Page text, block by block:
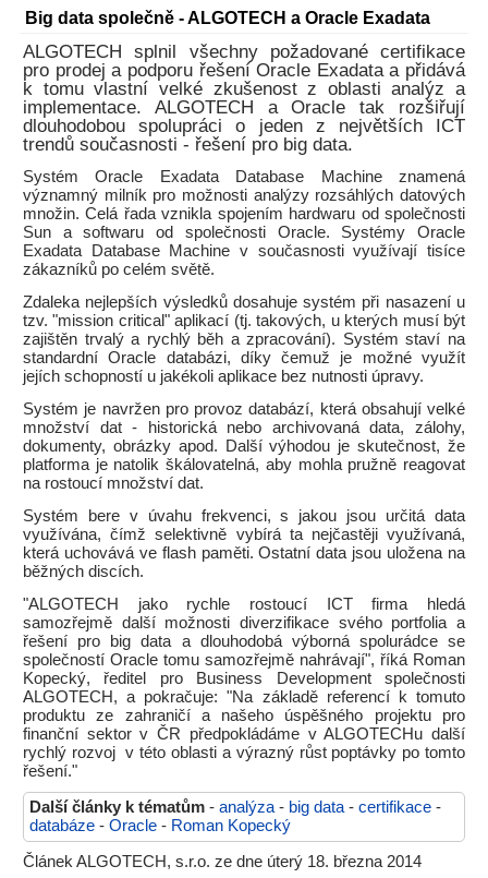
Big data společně - ALGOTECH a Oracle Exadata
ALGOTECH splnil všechny požadované certifikace
pro prodej a podporu řešení Oracle Exadata a přidává
k tomu vlastní velké zkušenost z oblasti analýz a
implementace. ALGOTECH a Oracle tak rozšiřují
dlouhodobou spolupráci o jeden z největších ICT
trendů současnosti - řešení pro big data.
Systém Oracle Exadata Database Machine znamená
významný milník pro možnosti analýzy rozsáhlých datových
množin. Celá řada vznikla spojením hardwaru od společnosti
Sun a softwaru od společnosti Oracle. Systémy Oracle
Exadata Database Machine v současnosti využívají tisíce
zákazníků po celém světě.
Zdaleka nejlepších výsledků dosahuje systém při nasazení u
tzv. "mission critical" aplikací (tj. takových, u kterých musí být
zajištěn trvalý a rychlý běh a zpracování). Systém staví na
standardní Oracle databázi, díky čemuž je možné využít
jejích schopností u jakékoli aplikace bez nutnosti úpravy.
Systém je navržen pro provoz databází, která obsahují velké
množství dat - historická nebo archivovaná data, zálohy,
dokumenty, obrázky apod. Další výhodou je skutečnost, že
platforma je natolik škálovatelná, aby mohla pružně reagovat
na rostoucí množství dat.
Systém bere v úvahu frekvenci, s jakou jsou určitá data
využívána, čímž selektivně vybírá ta nejčastěji využívaná,
která uchovává ve flash paměti. Ostatní data jsou uložena na
běžných discích.
"ALGOTECH jako rychle rostoucí ICT firma hledá
samozřejmě další možnosti diverzifikace svého portfolia a
řešení pro big data a dlouhodobá výborná spolurádce se
společností Oracle tomu samozřejmě nahrávají", říká Roman
Kopecký, ředitel pro Business Development společnosti
ALGOTECH, a pokračuje: "Na základě referencí k tomuto
produktu ze zahraničí a našeho úspěšného projektu pro
finanční sektor v ČR předpokládáme v ALGOTECHu další
rychlý rozvoj v této oblasti a výrazný růst poptávky po tomto
řešení."
Další články k tématům - analýza - big data - certifikace -
databáze - Oracle - Roman Kopecký
Článek ALGOTECH, s.r.o. ze dne úterý 18. března 2014